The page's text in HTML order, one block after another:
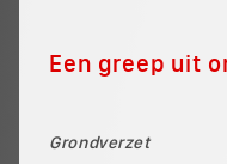
Een greep uit
Grondverzet